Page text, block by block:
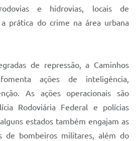
e hidrovias, locais de
prática do crime na área urbana
de repressão, a Caminhos
ações de inteligência,
As ações operacionais são
Rodoviária Federal e polícias
estados também engajam as
de bombeiros militares, além do